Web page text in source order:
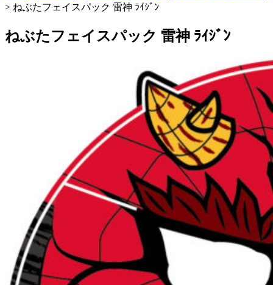
> ねぶたフェイスパック 雷神 ﾗｲｼﾞﾝ
ねぶたフェイスパック 雷神 ﾗｲｼﾞﾝ